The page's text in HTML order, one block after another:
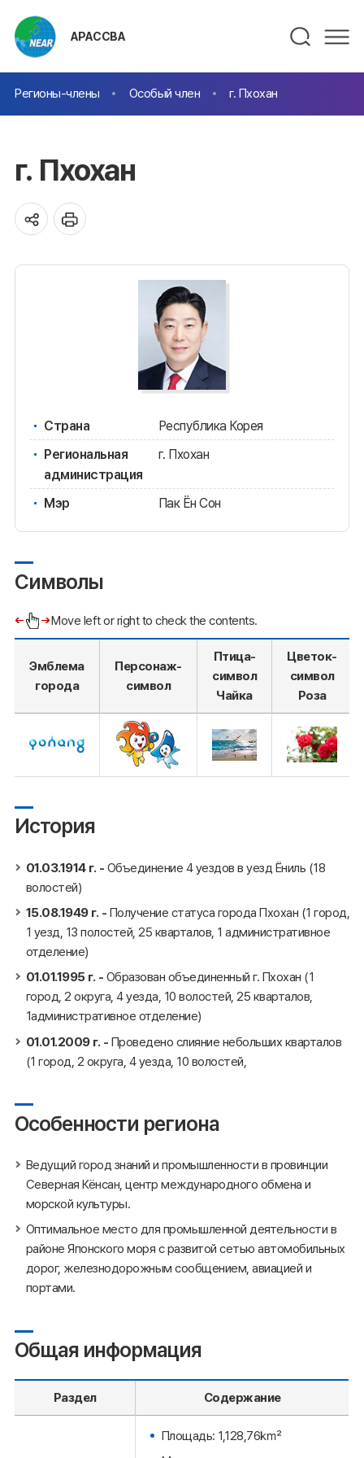
АРАССВА
Регионы-члены Особый член г. Пхохан
г. Пхохан
Страна
Республика Корея
Региональная
администрация
г. Пхохан
Мэр Пак Ён Сон
Символы
Move left or right to check the contents.
Эмблема
города
Персонаж-
символ
Птица-
символ
Чайка
Цветок-
символ
Роза
История
01.03.1914 г. - Объединение 4 уездов в уезд Ёниль (18
волостей)
15.08.1949 г. - Получение статуса города Пхохан (1 город,
1 уезд, 13 полостей, 25 кварталов, 1 административное
отделение)
01.01.1995 г. - Образован объединенный г. Пхохан (1
город, 2 округа, 4 уезда, 10 волостей, 25 кварталов,
1административное отделение)
01.01.2009 г. - Проведено слияние небольших кварталов
(1 город, 2 округа, 4 уезда, 10 волостей,
Особенности региона
Ведущий город знаний и промышленности в провинции
Северная Кёнсан, центр международного обмена и
морской культуры.
Оптимальное место для промышленной деятельности в
районе Японского моря с развитой сетью автомобильных
дорог, железнодорожным сообщением, авиацией и
портами.
Общая информация
Раздел Содержание
Площадь: 1,128,76㎢